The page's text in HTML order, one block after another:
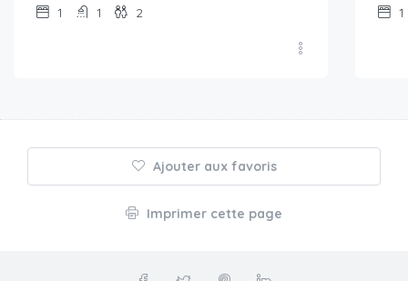
1
1 2 1
Ajouter aux favoris
Imprimer cette page